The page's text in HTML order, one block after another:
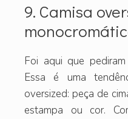
9. Camisa
Foi aqui que
Essa é uma
oversized: peça de
estampa ou cor.